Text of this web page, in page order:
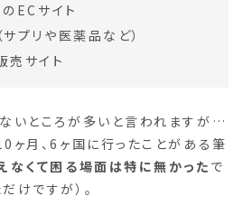
ECサイト
プリや医薬品など）
売サイト
いところが多いと言われますが…
月、6ヶ国に行ったことがある筆
なくて困る場面は特に無かった で
けですが）。